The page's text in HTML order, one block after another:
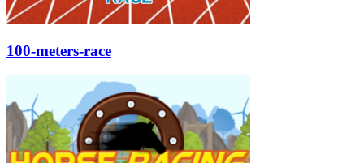
100-meters-race